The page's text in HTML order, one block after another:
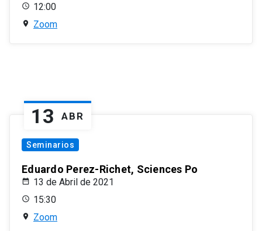
12:00
Zoom
13 ABR
Seminarios
Eduardo Perez-Richet, Sciences Po
13 de Abril de 2021
15:30
Zoom